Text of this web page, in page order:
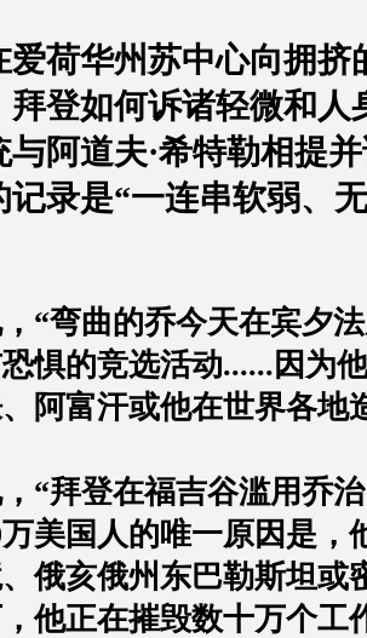
爱荷华州苏中心向拥挤
拜登如何诉诸轻微和
与阿道夫·希特勒相提
记录是“一连串软弱、
“弯曲的乔今天在宾夕
惧的竞选活动......因为
阿富汗或他在世界各地
“拜登在福吉谷滥用乔
美国人的唯一原因是，
俄亥俄州东巴勒斯坦或
他正在摧毁数十万个工